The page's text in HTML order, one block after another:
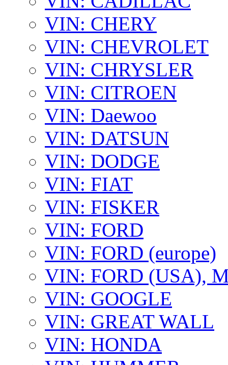
VIN: CHERY
VIN: CHEVROLET
VIN: CHRYSLER
VIN: CITROEN
VIN: Daewoo
VIN: DATSUN
VIN: DODGE
VIN: FIAT
VIN: FISKER
VIN: FORD
VIN: FORD (europe)
VIN: FORD (USA),
VIN: GOOGLE
VIN: GREAT WALL
VIN: HONDA